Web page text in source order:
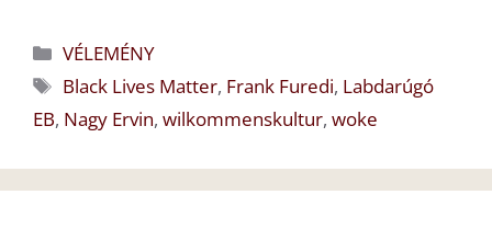
Kategória
VÉLEMÉNY
Címkék
Black Lives Matter, Frank Furedi, Labdarúgó
EB, Nagy Ervin, wilkommenskultur, woke